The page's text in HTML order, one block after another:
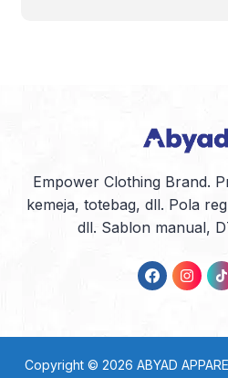
Empower Clothing Brand.
kemeja, totebag, dll. Pola
dll. Sablon manual,
Copyright © 2026 ABYAD